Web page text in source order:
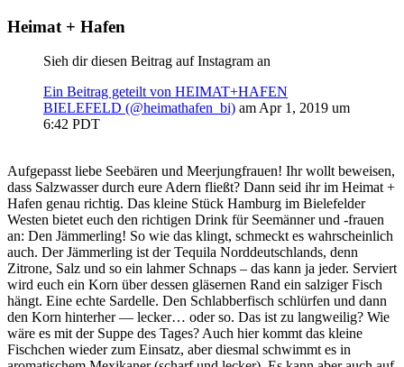
Heimat + Hafen
Sieh dir diesen Beitrag auf Instagram an
Ein Beitrag geteilt von HEIMAT+HAFEN
BIELEFELD (@heimathafen_bi) amApr 1, 2019 um
6:42 PDT
Aufgepasst liebe Seebären und Meerjungfrauen! Ihr wollt beweisen,
dass Salzwasser durch eure Adern fließt? Dann seid ihr im Heimat +
Hafen genau richtig. Das kleine Stück Hamburg im Bielefelder
Westen bietet euch den richtigen Drink für Seemänner und -frauen
an: Den Jämmerling! So wie das klingt, schmeckt es wahrscheinlich
auch. Der Jämmerling ist der Tequila Norddeutschlands, denn
Zitrone, Salz und so ein lahmer Schnaps – das kann ja jeder. Serviert
wird euch ein Korn über dessen gläsernen Rand ein salziger Fisch
hängt. Eine echte Sardelle. Den Schlabberfisch schlürfen und dann
den Korn hinterher — lecker… oder so. Das ist zu langweilig? Wie
wäre es mit der Suppe des Tages? Auch hier kommt das kleine
Fischchen wieder zum Einsatz, aber diesmal schwimmt es in